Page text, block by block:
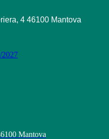
4 46100 Mantova
Mantova